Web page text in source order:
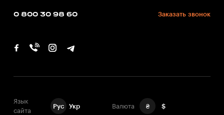
0 800 30 98 60 Заказать звонок
Язык
сайта
Рус Укр Валюта ₴ $